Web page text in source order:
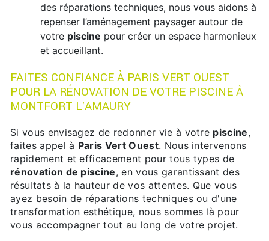
des réparations techniques, nous vous aidons à
repenser l’aménagement paysager autour de
votre piscine pour créer un espace harmonieux
et accueillant.
FAITES CONFIANCE À PARIS VERT OUEST
POUR LA RÉNOVATION DE VOTRE PISCINE À
MONTFORT L'AMAURY
Si vous envisagez de redonner vie à votre piscine,
faites appel à Paris Vert Ouest. Nous intervenons
rapidement et efficacement pour tous types de
rénovation de piscine, en vous garantissant des
résultats à la hauteur de vos attentes. Que vous
ayez besoin de réparations techniques ou d'une
transformation esthétique, nous sommes là pour
vous accompagner tout au long de votre projet.